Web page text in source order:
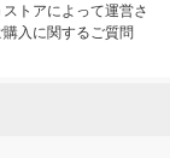
トアによって運営さ
入に関するご質問